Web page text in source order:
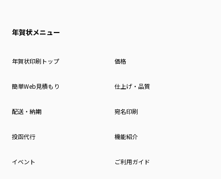
年賀状メニュー
年賀状印刷トップ 価格
簡単Web見積もり 仕上げ・品質
配送・納期 宛名印刷
投函代行 機能紹介
イベント ご利用ガイド